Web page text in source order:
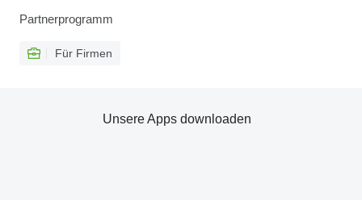
Partnerprogramm
Für Firmen
Unsere Apps downloaden